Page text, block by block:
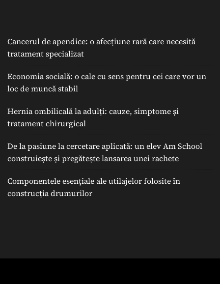
Cancerul de apendice: o afecțiune rară care necesită
tratament specializat
Economia socială: o cale cu sens pentru cei care vor un
loc de muncă stabil
Hernia ombilicală la adulți: cauze, simptome și
tratament chirurgical
De la pasiune la cercetare aplicată: un elev Am School
construiește și pregătește lansarea unei rachete
Componentele esențiale ale utilajelor folosite în
construcția drumurilor